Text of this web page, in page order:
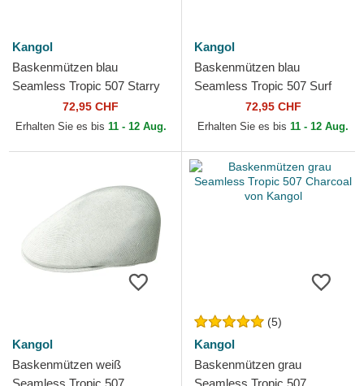
Kangol
Baskenmützen blau
Seamless Tropic 507 Starry
Blue von Kangol
72,95 CHF
Erhalten Sie es bis 11 - 12 Aug.
Kangol
Baskenmützen blau
Seamless Tropic 507 Surf
von Kangol72,95 CHF
Erhalten Sie es bis 11 - 12 Aug.
Kangol
Baskenmützen weiß
(5)
Kangol
Baskenmützen grau